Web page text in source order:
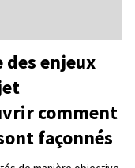
des enjeux
comment
façonnés